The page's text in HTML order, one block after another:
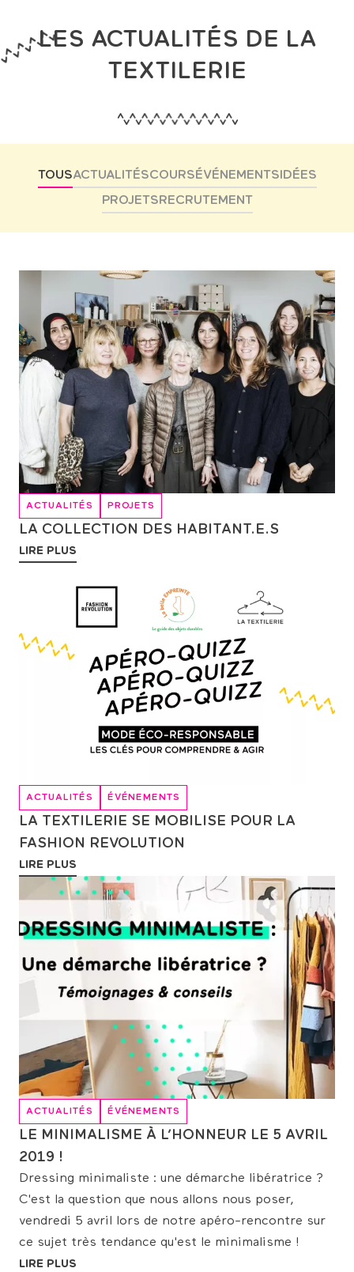
LES ACTUALITÉS DE LA
TEXTILERIE
TOUSACTUALITÉSCOURSÉVÉNEMENTS IDÉES
PROJETSRECRUTEMENT
ACTUALITÉS PROJETS
LA COLLECTION DES HABITANT.E.S
LIRE PLUS
ACTUALITÉS ÉVÉNEMENTS
LA TEXTILERIE SE MOBILISE POUR LA
FASHION REVOLUTION
LIRE PLUS
ACTUALITÉS ÉVÉNEMENTS
LE MINIMALISME À L’HONNEUR LE 5 AVRIL
2019 !
Dressing minimaliste : une démarche libératrice ?
C'est la question que nous allons nous poser,
vendredi 5 avril lors de notre apéro-rencontre sur
ce sujet très tendance qu'est le minimalisme !
LIRE PLUS